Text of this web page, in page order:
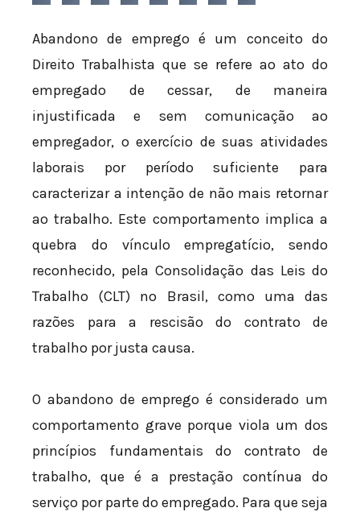
Abandono de emprego é um conceito do
Direito Trabalhista que se refere ao ato do
empregado de cessar, de maneira
injustificada e sem comunicação ao
empregador, o exercício de suas atividades
laborais por período suficiente para
caracterizar a intenção de não mais retornar
ao trabalho. Este comportamento implica a
quebra do vínculo empregatício, sendo
reconhecido, pela Consolidação das Leis do
Trabalho (CLT) no Brasil, como uma das
razões para a rescisão do contrato de
trabalho por justa causa.
O abandono de emprego é considerado um
comportamento grave porque viola um dos
princípios fundamentais do contrato de
trabalho, que é a prestação contínua do
serviço por parte do empregado. Para que seja